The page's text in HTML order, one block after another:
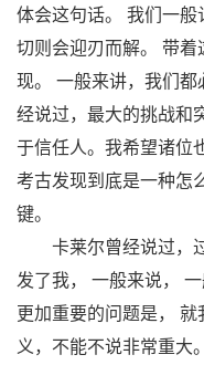
体会这句话。 我们一
切则会迎刃而解。 带
现。 一般来讲，我们
经说过，最大的挑战和
于信任人。我希望诸位
考古发现到底是一种怎
键。
卡莱尔曾经说过，
发了我， 一般来说，
更加重要的问题是，
义，不能不说非常重大